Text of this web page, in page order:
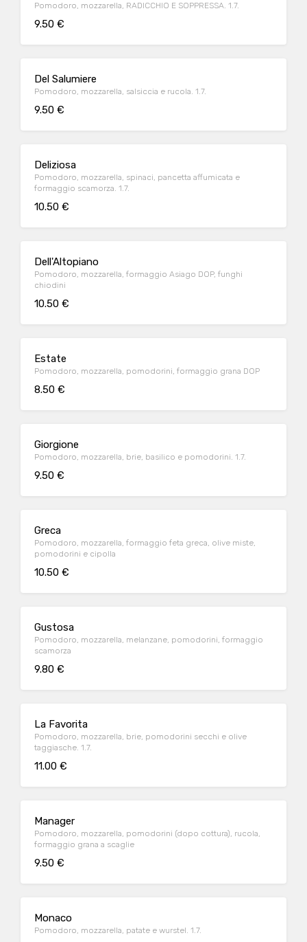
Pomodoro, mozzarella, RADICCHIO E SOPPRESSA. 1.7.
9.50 €
Del Salumiere
Pomodoro, mozzarella, salsiccia e rucola. 1.7.
9.50 €
Deliziosa
Pomodoro, mozzarella, spinaci, pancetta affumicata e
formaggio scamorza. 1.7.
10.50 €
Dell'Altopiano
Pomodoro, mozzarella, formaggio Asiago DOP, funghi
chiodini
10.50 €
Estate
Pomodoro, mozzarella, pomodorini, formaggio grana DOP
8.50 €
Giorgione
Pomodoro, mozzarella, brie, basilico e pomodorini. 1.7.
9.50 €
Greca
Pomodoro, mozzarella, formaggio feta greca, olive miste,
pomodorini e cipolla
10.50 €
Gustosa
Pomodoro, mozzarella, melanzane, pomodorini, formaggio
scamorza
9.80 €
La Favorita
Pomodoro, mozzarella, brie, pomodorini secchi e olive
taggiasche. 1.7.
11.00 €
Manager
Pomodoro, mozzarella, pomodorini (dopo cottura), rucola,
formaggio grana a scaglie
9.50 €
Monaco
Pomodoro, mozzarella, patate e wurstel. 1.7.